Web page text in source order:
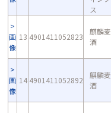
ス
画
像
13 4901411052823
麒麟麦
酒
画
像
14 4901411052892
麒麟麦
酒